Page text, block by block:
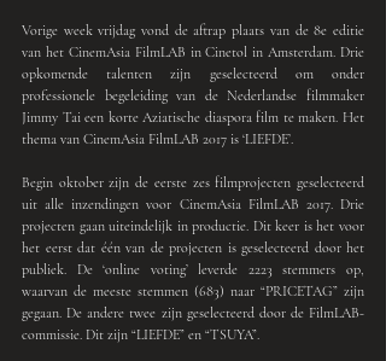
Vorige week vrijdag vond de aftrap plaats van de 8e editie
van het CinemAsia FilmLAB in Cinetol in Amsterdam. Drie
opkomende talenten zijn geselecteerd om onder
professionele begeleiding van de Nederlandse filmmaker
Jimmy Tai een korte Aziatische diaspora film te maken. Het
thema van CinemAsia FilmLAB 2017 is ‘LIEFDE’.
Begin oktober zijn de eerste zes filmprojecten geselecteerd
uit alle inzendingen voor CinemAsia FilmLAB 2017. Drie
projecten gaan uiteindelijk in productie. Dit keer is het voor
het eerst dat één van de projecten is geselecteerd door het
publiek. De ‘online voting’ leverde 2223 stemmers op,
waarvan de meeste stemmen (683) naar “PRICETAG” zijn
gegaan. De andere twee zijn geselecteerd door de FilmLAB-
commissie. Dit zijn “LIEFDE” en “TSUYA”.